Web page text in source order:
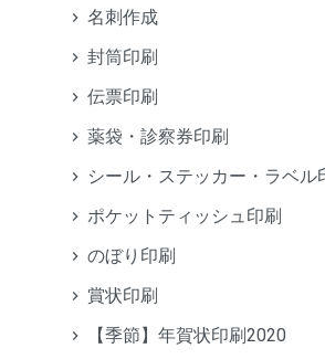
名刺作成
封筒印刷
伝票印刷
薬袋・診察券印刷
シール・ステッカー・ラベル
ポケットティッシュ印刷
のぼり印刷
賞状印刷
【季節】年賀状印刷2020